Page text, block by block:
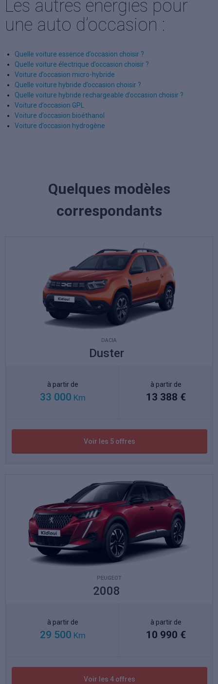
Les autres énergies pour
une auto d’occasion :
Quelle voiture essence d’occasion choisir ?
Quelle voiture électrique d’occasion choisir ?
Voiture d’occasion micro-hybride
Quelle voiture hybride d’occasion choisir ?
Quelle voiture hybride rechargeable d’occasion choisir ?
Voiture d’occasion GPL
Voiture d’occasion bioéthanol
Voiture d’occasion hydrogène
Quelques modèles
correspondants
DACIA
Duster
à partir de
33 000 Km
à partir de
13 388 €
Voir les 5 offres
PEUGEOT
2008
à partir de
29 500 Km
à partir de
10 990 €
Voir les 4 offres